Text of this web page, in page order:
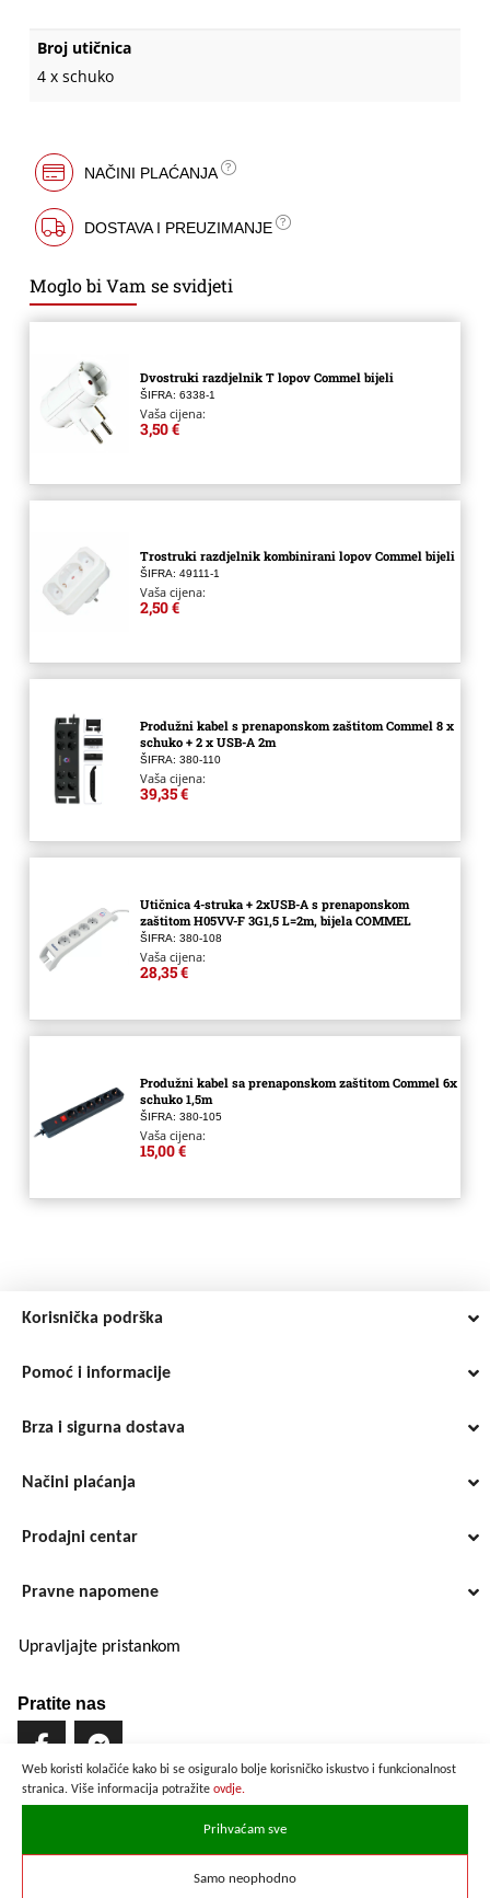
Web koristi kolačiće kako bi se osiguralo bolje korisničko iskustvo i funkcionalnost
stranica. Više informacija potražite ovdje.
Prihvaćam sve
Samo neophodno
Broj utičnica
4 x schuko
NAČINI PLAĆANJA
DOSTAVA I PREUZIMANJE
Moglo bi Vam se svidjeti
Dvostruki razdjelnik T lopov Commel bijeli
ŠIFRA: 6338-1
Vaša cijena:
3,50 €
Trostruki razdjelnik kombinirani lopov Commel bijeli
ŠIFRA: 49111-1
Vaša cijena:
2,50 €
Produžni kabel s prenaponskom zaštitom Commel 8 x
schuko + 2 x USB-A 2m
ŠIFRA: 380-110
Vaša cijena:
39,35 €
Utičnica 4-struka + 2xUSB-A s prenaponskom
zaštitom H05VV-F 3G1,5 L=2m, bijela COMMEL
ŠIFRA: 380-108
Vaša cijena:
28,35 €
Produžni kabel sa prenaponskom zaštitom Commel 6x
schuko 1,5m
ŠIFRA: 380-105
Vaša cijena:
15,00 €
Korisnička podrška
Pomoć i informacije
Brza i sigurna dostava
Načini plaćanja
Prodajni centar
Pravne napomene
Upravljajte pristankom
Pratite nas
Brzo i sigurno plaćanje
Prikazane cijene su preračunate po službenom tečaju u iznosu od